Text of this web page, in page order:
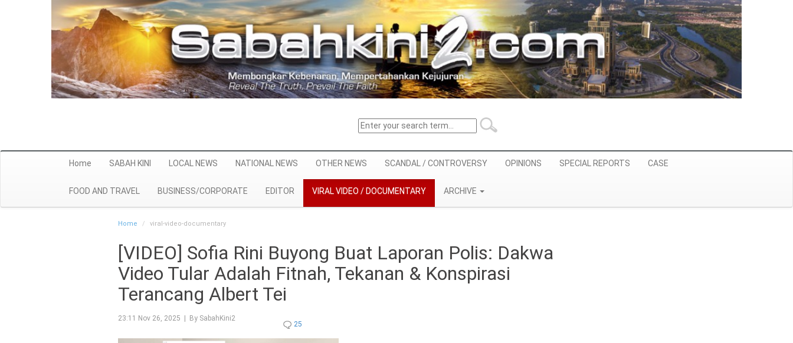
Home SABAH KINI LOCAL NEWS NATIONAL NEWS OTHER NEWS SCANDAL / CONTROVERSY OPINIONS SPECIAL REPORTS CASE
FOOD AND TRAVEL BUSINESS/CORPORATE EDITOR VIRAL VIDEO / DOCUMENTARY ARCHIVE
Home viral-video-documentary
[VIDEO] Sofia Rini Buyong Buat Laporan Polis: Dakwa
Video Tular Adalah Fitnah, Tekanan & Konspirasi
Terancang Albert Tei
23:11 Nov 26, 2025 | By SabahKini2
25